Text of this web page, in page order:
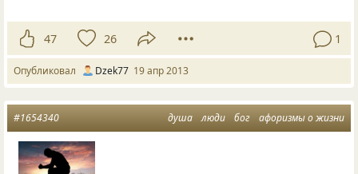
47 26 1
Опубликовал Dzek77 19 апр 2013
душа люди бог афоризмы о жизни
#1654340